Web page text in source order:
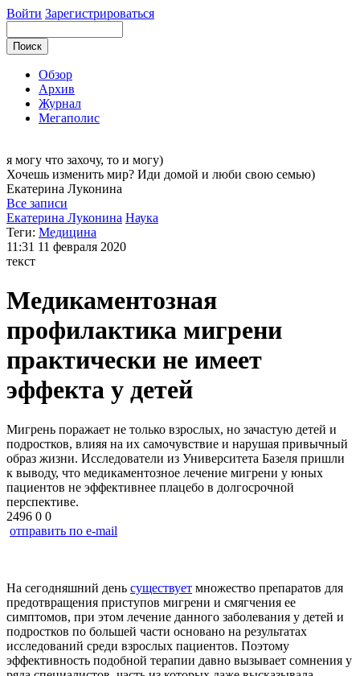
Войти Зарегистрироваться
Обзор
Архив
Журнал
Мегаполис
я могу что захочу, то и могу)
Хочешь изменить мир? Иди домой и люби свою семью)
Екатерина Луконина
Все записи
Екатерина Луконина Наука
Теги: Медицина
11:31 11 февраля 2020
текст
Медикаментозная
профилактика мигрени
практически не имеет
эффекта у детей
Мигрень поражает не только взрослых, но зачастую детей и
подростков, влияя на их самочувствие и нарушая привычный
образ жизни. Исследователи из Университета Базеля пришли
к выводу, что медикаментозное лечение мигрени у юных
пациентов не эффективнее плацебо в долгосрочной
перспективе.
2496 0 0
отправить по e-mail
На сегодняшний день существует множество препаратов для
предотвращения приступов мигрени и смягчения ее
симптомов, при этом лечение данного заболевания у детей и
подростков по большей части основано на результатах
исследований среди взрослых пациентов. Поэтому
эффективность подобной терапии давно вызывает сомнения у